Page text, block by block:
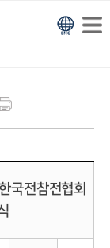
국전참전협회